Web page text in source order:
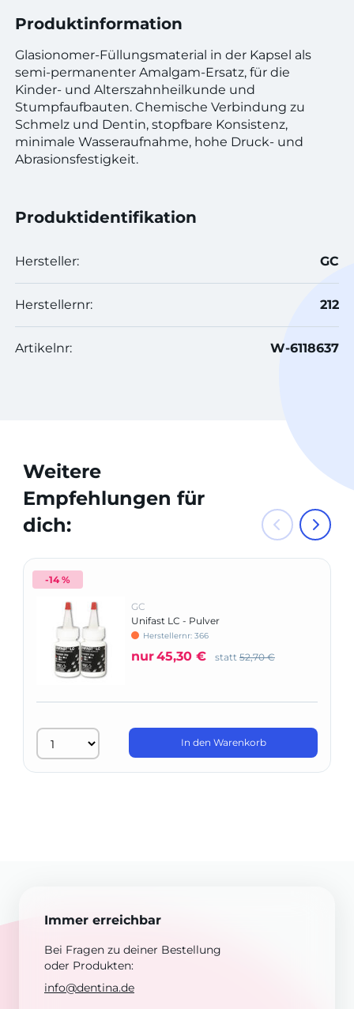
Produktinformation
Glasionomer-Füllungsmaterial in der Kapsel als
semi-permanenter Amalgam-Ersatz, für die
Kinder- und Alterszahnheilkunde und
Stumpfaufbauten. Chemische Verbindung zu
Schmelz und Dentin, stopfbare Konsistenz,
minimale Wasseraufnahme, hohe Druck- und
Abrasionsfestigkeit.
Produktidentifikation
Hersteller: GC
Herstellernr: 212
Artikelnr: W-6118637
Weitere
Empfehlungen für
dich:
-14 %
GC
Unifast LC - Pulver
Herstellernr: 366
nur45,30 € statt 52,70 €
In den Warenkorb
Immer erreichbar
Bei Fragen zu deiner Bestellung
oder Produkten:
info@dentina.de